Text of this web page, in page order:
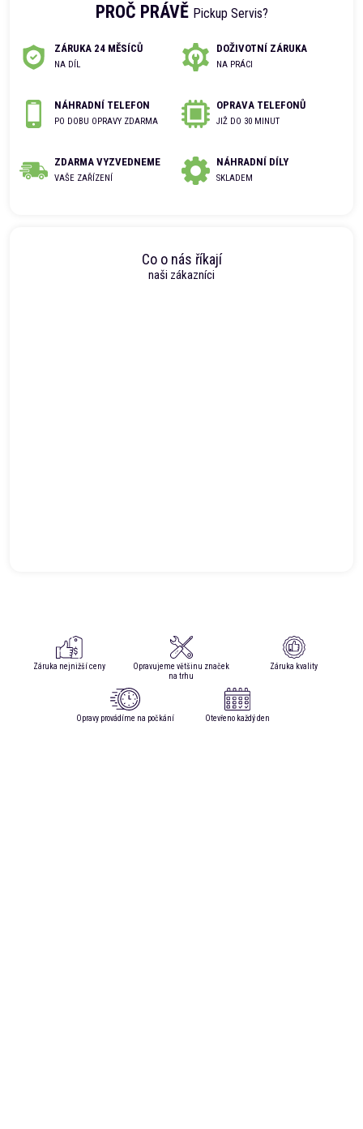
PROČ PRÁVĚ Pickup Servis?
ZÁRUKA 24 MĚSÍCŮ
NA DÍL
DOŽIVOTNÍ ZÁRUKA
NA PRÁCI
NÁHRADNÍ TELEFON
PO DOBU OPRAVY ZDARMA
OPRAVA TELEFONŮ
JIŽ DO 30 MINUT
ZDARMA VYZVEDNEME
VAŠE ZAŘÍZENÍ
NÁHRADNÍ DÍLY
SKLADEM
Co o nás říkají
naši zákazníci
Záruka nejnižší ceny
Opravujeme většinu značek
na trhu
Záruka kvality
Opravy provádíme na počkání Otevřeno každý den